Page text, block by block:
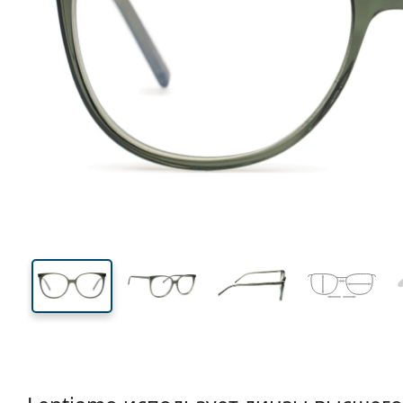
46 mm
Высота линзы Ширина линзы
Ширина